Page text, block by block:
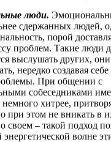
люди.
сдержанных людей,
порой
проблем. Такие люди
выслушать других, они
нередко создавая
При общении с
собеседниками
немного хитрее,
при этом не вникать в
о своем – такой подход
энергетической волне